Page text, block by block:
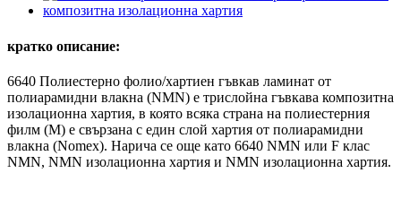
кратко описание:
6640 Полиестерно фолио/хартиен гъвкав ламинат от
полиарамидни влакна (NMN) е трислойна гъвкава композитна
изолационна хартия, в която всяка страна на полиестерния
филм (M) е свързана с един слой хартия от полиарамидни
влакна (Nomex). Нарича се още като 6640 NMN или F клас
NMN, NMN изолационна хартия и NMN изолационна хартия.